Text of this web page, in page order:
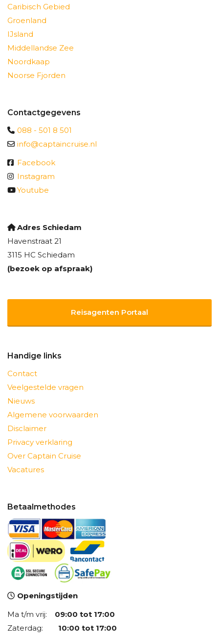
Caribisch Gebied
Groenland
IJsland
Middellandse Zee
Noordkaap
Noorse Fjorden
Contactgegevens
088 - 501 8 501
info@captaincruise.nl
Facebook
Instagram
Youtube
Adres Schiedam
Havenstraat 21
3115 HC Schiedam
(bezoek op afspraak)
Reisagenten Portaal
Handige links
Contact
Veelgestelde vragen
Nieuws
Algemene voorwaarden
Disclaimer
Privacy verklaring
Over Captain Cruise
Vacatures
Betaalmethodes
Openingstijden
Ma t/m vrij: 09:00 tot 17:00
Zaterdag: 10:00 tot 17:00